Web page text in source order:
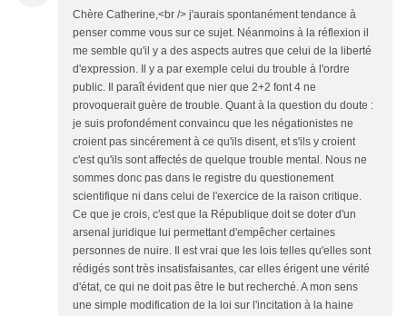
Chère Catherine,<br /> j'aurais spontanément tendance à
penser comme vous sur ce sujet. Néanmoins à la réflexion il
me semble qu'il y a des aspects autres que celui de la liberté
d'expression. Il y a par exemple celui du trouble à l'ordre
public. Il paraît évident que nier que 2+2 font 4 ne
provoquerait guère de trouble. Quant à la question du doute :
je suis profondément convaincu que les négationistes ne
croient pas sincérement à ce qu'ils disent, et s'ils y croient
c'est qu'ils sont affectés de quelque trouble mental. Nous ne
sommes donc pas dans le registre du questionement
scientifique ni dans celui de l'exercice de la raison critique.
Ce que je crois, c'est que la République doit se doter d'un
arsenal juridique lui permettant d'empêcher certaines
personnes de nuire. Il est vrai que les lois telles qu'elles sont
rédigés sont très insatisfaisantes, car elles érigent une vérité
d'état, ce qui ne doit pas être le but recherché. A mon sens
une simple modification de la loi sur l'incitation à la haine